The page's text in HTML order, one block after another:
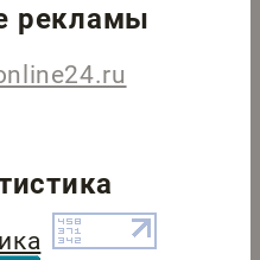
рекламы